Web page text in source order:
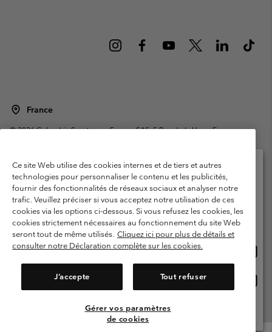
France
©2026Columbia Sportswear Europe SAS. 5 Rue de la Haye, Espace
Garanties Légales
Politique de confidentialité
Conditions d'utilisation - Membres
Conditions D'utilisation - Contenu généré par l'utilisateur
Impressum
Cookies
Public CBCR
Ce site Web utilise des cookies internes et de tiers et autres
technologies pour personnaliser le contenu et les publicités,
fournir des fonctionnalités de réseaux sociaux et analyser notre
trafic. Veuillez préciser si vous acceptez notre utilisation de ces
cookies via les options ci-dessous. Si vous refusez les cookies, les
cookies strictement nécessaires au fonctionnement du site Web
seront tout de même utilisés. Cliquez ici pour plus de détails et
consulter notre Déclaration complète sur les cookies.
J’accepte Tout refuser
Gérer vos paramètres
de cookies
Veuillez sélectionner votre pays d’expédition et
votre langue
Achats en ligne disponibles
United States
ligne
France
Voir Tous Les Pays